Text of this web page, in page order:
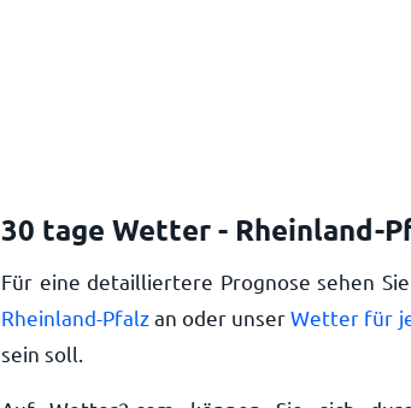
30 tage Wetter - Rheinland-
Für eine detailliertere Prognose sehen
Rheinland-Pfalzan oder unserWetter für
sein soll.